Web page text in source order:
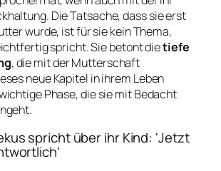
Die Tatsache, dass sie erst
wurde, ist für sie kein Thema,
spricht. Sie betont dietiefe
, die mit der Mutterschaft
neue Kapitel in ihrem Leben
Phase, die sie mit Bedacht
spricht über ihr Kind: 'Jetzt